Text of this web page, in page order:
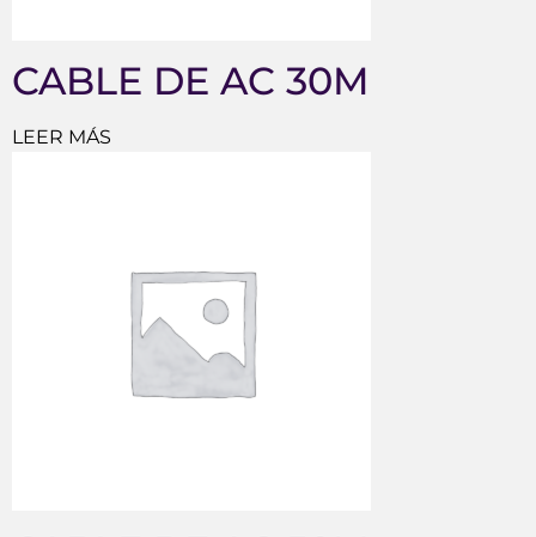
CABLE DE AC 30M
LEER MÁS